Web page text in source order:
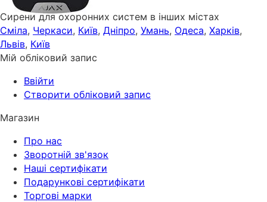
Сирени для охоронних систем в інших містах
Сміла, Черкаси, Київ, Дніпро, Умань, Одеса, Харків,
Львів, Київ
Мій обліковий запис
Ввійти
Створити обліковий запис
Магазин
Про нас
Зворотній зв'язок
Наші сертифікати
Подарункові сертифікати
Торгові марки